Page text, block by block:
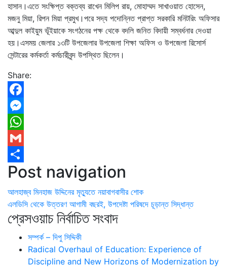
হাসান।এতে সংক্ষিপ্ত বক্তব্য রাখেন মিলিপ রায়, মোহাম্মদ সাখাওয়াত হোসেন,
মজনু মিয়া, রিপন মিয়া প্রমুখ।পরে সদ্য পদোন্নিত প্রাপ্ত সরকারি মনিটরিং অফিসার
আব্দুল কাইয়ুম ভূঁইয়াকে সংগঠনের পক্ষ থেকে বদলি জনিত বিদায়ী সম্বর্ধনার দেওয়া
হয়।এসময় জেলার ১৩টি উপজেলার উপজেলা শিক্ষা অফিস ও উপজেলা রিসোর্স
সেন্টারের কর্মকর্তা কর্মচারীবৃন্দ উপস্থিত ছিলেন।
Share:
Facebook
Messenger
WhatsApp
Gmail
Share
Post navigation
আলহাজ্ব মিনহাজ উদ্দিনের মৃত্যুতে নয়াবাগবাসীর শোক
এলডিসি থেকে উত্তরণ আগামী বছরই, উপদেষ্টা পরিষদে চূড়ান্ত সিদ্ধান্ত
প্রেসওয়াচ নির্বাচিত সংবাদ
সম্পর্ক – দিপু সিদ্দিকী
Radical Overhaul of Education: Experience of
Discipline and New Horizons of Modernization by